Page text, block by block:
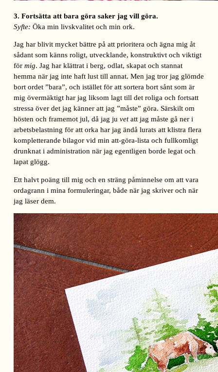
3. Fortsätta att bara göra saker jag vill göra.
Syfte: Öka min livskvalitet och min ork.
Jag har blivit mycket bättre på att prioritera och ägna mig åt
sådant som känns roligt, utvecklande, konstruktivt och viktigt
för mig. Jag har klättrat i berg, odlat, skapat och stannat
hemma när jag inte haft lust till annat. Men jag tror jag glömde
bort ordet ”bara”, och istället för att sortera bort sånt som är
mig övermäktigt har jag liksom lagt till det roliga och fortsatt
stressa över det jag känner att jag ”måste” göra. Särskilt om
hösten och framemot jul, då jag ju vetatt jag måste gå ner i
arbetsbelastning för att orka har jag ändå lurats att klistra flera
kompletterande bilagor vid min att-göra-lista och fullkomligt
drunknat i administration när jag egentligen borde legat och
lapat glögg.
Ett halvt poäng till mig och en sträng påminnelse om att vara
ordagrann i mina formuleringar, både när jag skriver och när
jag läser dem.